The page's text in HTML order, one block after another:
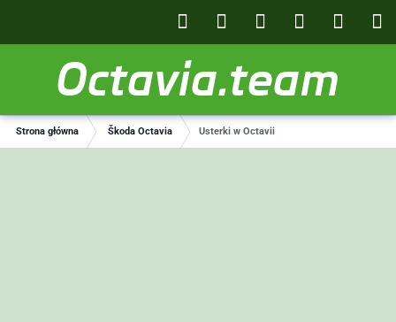
Octavia.team
Strona główna Škoda Octavia Usterki w Octavii